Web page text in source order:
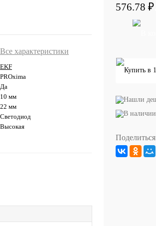
Все характеристики
EKF
PROxima
Да
10 мм
22 мм
Светодиод
Высокая
576.78 ₽
Поделиться